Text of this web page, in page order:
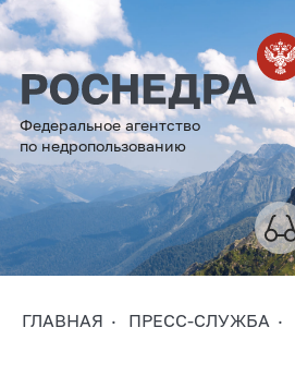
Федеральное агентство
по недропользованию
ГЛАВНАЯ ПРЕСС-СЛУЖБА